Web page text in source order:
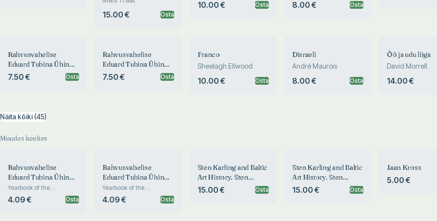
15.00 € Osta
10.00 € Osta 8.00 € Osta
Rahvusvahelise
Eduard Tubina Ühingu
aastaraamat 2/2002
7.50 € Osta
Rahvusvahelise
Eduard Tubina Ühingu
aastaraamat 1/2001
7.50 € Osta
Franco
Sheelagh Ellwood
10.00 € Osta
Disraeli
André Maurois
8.00 € Osta
Öö ja udu liiga
David Morrell
14.00 €
Näita kõiki (45)
Muudes keeltes
Rahvusvahelise
Eduard Tubina Ühingu
aastaraamat 3/2003
Yearbook of the
International Eduard Tubin
Society
4.09 € Osta
Rahvusvahelise
Eduard Tubina Ühingu
aastaraamat 3/2003
Yearbook of the
International Eduard Tubin
Society
4.09 € Osta
Sten Karling and Baltic
Art History. Sten
Karling und
Kunstgeschichte im
15.00 € Osta
Sten Karling and Baltic
Art History. Sten
Karling und
Kunstgeschichte im
15.00 € Osta
Jaan Kross
5.00 €